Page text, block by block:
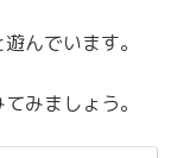
んでいます。
みましょう。